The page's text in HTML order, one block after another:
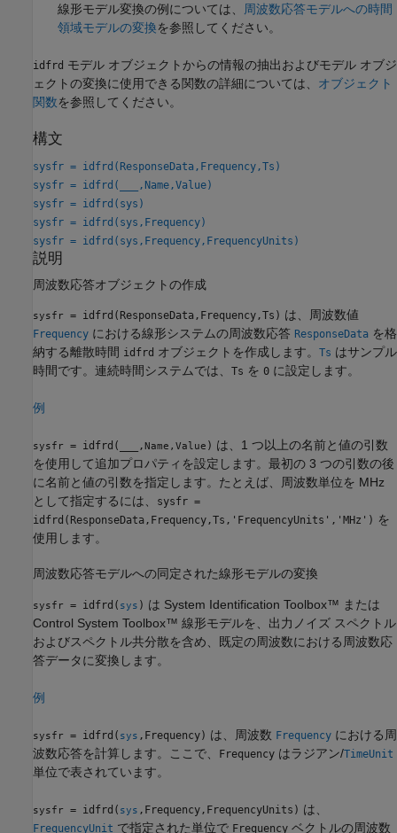
線形モデル変換の例については、
周波数応答モデルへの時間
領域モデルの変換を参照してください。
idfrd モデル オブジェクトからの情報の抽出およびモデル オブジ
ェクトの変換に使用できる関数の詳細については、 オブジェクト
関数を参照してください。
構文
sysfr = idfrd(ResponseData,Frequency,Ts)
sysfr = idfrd(
,Name,Value)
sysfr = idfrd(sys)
sysfr = idfrd(sys,Frequency)
sysfr = idfrd(sys,Frequency,FrequencyUnits)
説明
周波数応答オブジェクトの作成
sysfr = idfrd(ResponseData,Frequency,Ts) は、周波数値
Frequency における線形システムの周波数応答 ResponseData を格
納する離散時間 idfrd オブジェクトを作成します。 Ts はサンプル
時間です。連続時間システムでは、 Ts を 0 に設定します。
例
sysfr = idfrd( , Name,Value ) は、1 つ以上の名前と値の引数
を使用して追加プロパティを設定します。最初の 3 つの引数の後
に名前と値の引数を指定します。たとえば、周波数単位を MHz
として指定するには、
sysfr =
idfrd(ResponseData,Frequency,Ts,'FrequencyUnits','MHz') を
使用します。
周波数応答モデルへの同定された線形モデルの変換
sysfr = idfrd( sys ) は System Identification Toolbox™ または
Control System Toolbox™ 線形モデルを、出力ノイズ スペクトル
およびスペクトル共分散を含め、既定の周波数における周波数応
答データに変換します。
例
sysfr = idfrd( sys ,Frequency) は、周波数 Frequency における周
波数応答を計算します。ここで、
Frequency はラジアン/TimeUnit
単位で表されています。
sysfr = idfrd( sys ,Frequency,FrequencyUnits) は、
FrequencyUnit で指定された単位で Frequency ベクトルの周波数